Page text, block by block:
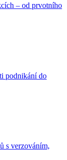
– od prvotního
podnikání do
s verzováním,